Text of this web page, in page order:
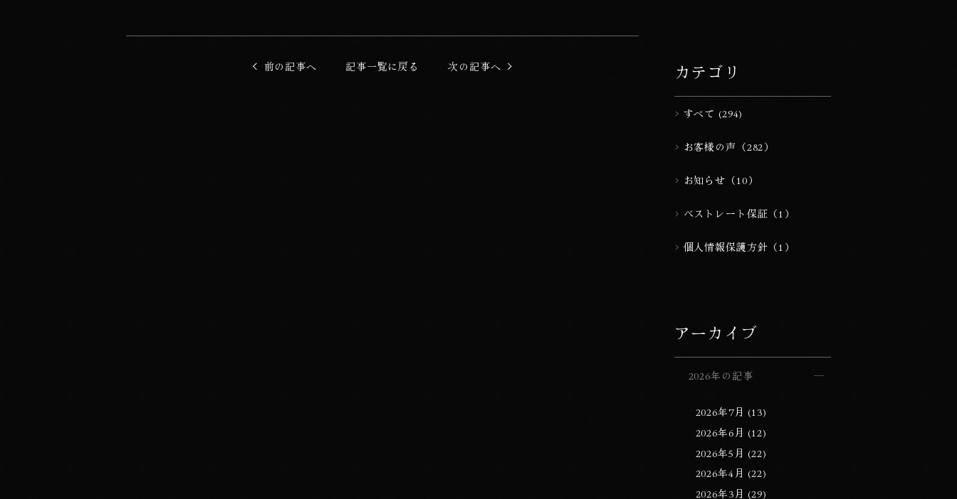
前の記事へ 記事一覧に戻る 次の記事へ カテゴリ
すべて (294)
お客様の声（282）
お知らせ（10）
ベストレート保証（1）
個人情報保護方針（1）
アーカイブ
2026年の記事
2026年7月 (13)
2026年6月 (12)
2026年5月 (22)
2026年4月 (22)
2026年3月 (29)